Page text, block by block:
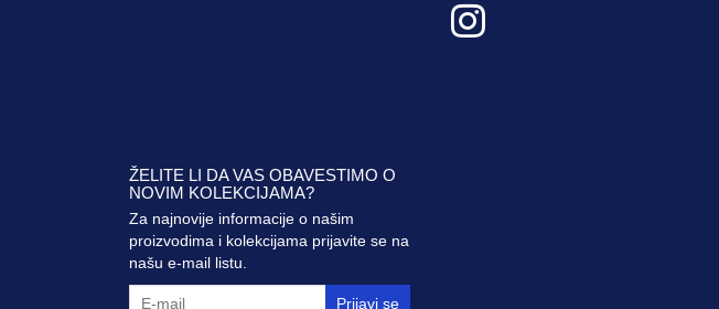
ŽELITE LI DA VAS OBAVESTIMO O
NOVIM KOLEKCIJAMA?
Za najnovije informacije o našim
proizvodima i kolekcijama prijavite se na
našu e-mail listu.
Prijavi se